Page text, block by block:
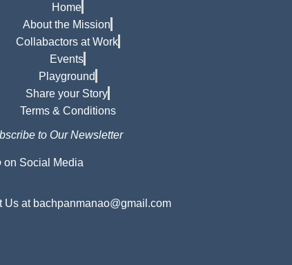
Home
About the Mission
Collabactors at Work
Events
Playground
Share your Story
Terms & Conditions
to Our Newsletter
on Social Media
Us at bachpanmanao@gmail.com